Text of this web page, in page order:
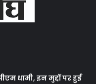
धामी, इन मुद्दों पर हुई